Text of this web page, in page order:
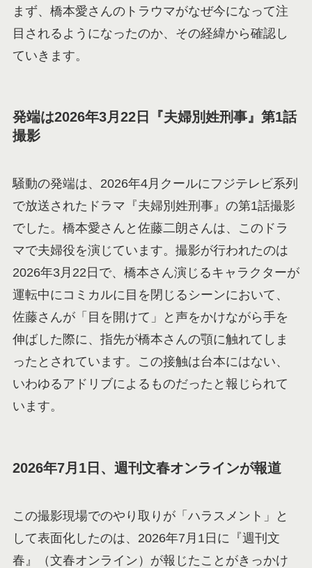
まず、橋本愛さんのトラウマがなぜ今になって注
目されるようになったのか、その経緯から確認し
ていきます。
発端は2026年3月22日『夫婦別姓刑事』第1話
撮影
騒動の発端は、2026年4月クールにフジテレビ系列
で放送されたドラマ『夫婦別姓刑事』の第1話撮影
でした。橋本愛さんと佐藤二朗さんは、このドラ
マで夫婦役を演じています。撮影が行われたのは
2026年3月22日で、橋本さん演じるキャラクターが
運転中にコミカルに目を閉じるシーンにおいて、
佐藤さんが「目を開けて」と声をかけながら手を
伸ばした際に、指先が橋本さんの顎に触れてしま
ったとされています。この接触は台本にはない、
いわゆるアドリブによるものだったと報じられて
います。
2026年7月1日、週刊文春オンラインが報道
この撮影現場でのやり取りが「ハラスメント」と
して表面化したのは、2026年7月1日に『週刊文
春』（文春オンライン）が報じたことがきっかけ